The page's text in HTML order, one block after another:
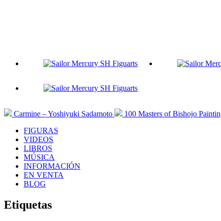
Carmine – Yoshiyuki Sadamoto
100 Masters of Bishojo
FIGURAS
VIDEOS
LIBROS
MÚSICA
INFORMACIÓN
EN VENTA
BLOG
Etiquetas